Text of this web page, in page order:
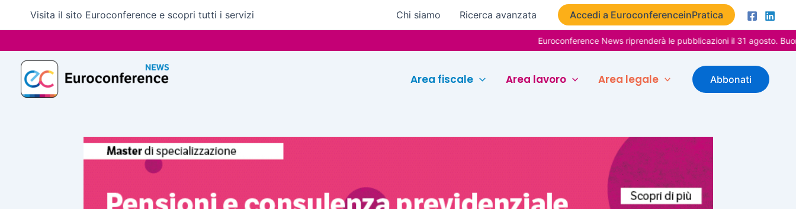
Visita il sito Euroconference e scopri tutti i servizi Chi siamo Ricerca avanzata Accedi a EuroconferenceinPratica
Euroconference News riprenderà le pubblicazioni il 31 agosto. Buone
Area fiscale Area lavoro Area legale Abbonati